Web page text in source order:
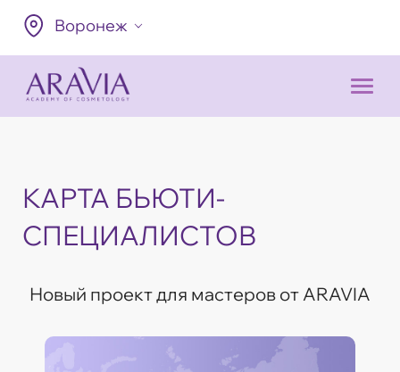
Воронеж
КАРТА БЬЮТИ-
СПЕЦИАЛИСТОВ
Новый проект для мастеров от ARAVIA